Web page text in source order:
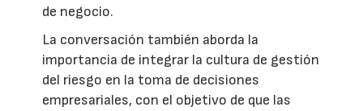
de negocio.
La conversación también aborda la
importancia de integrar la cultura de gestión
del riesgo en la toma de decisiones
empresariales, con el objetivo de que las